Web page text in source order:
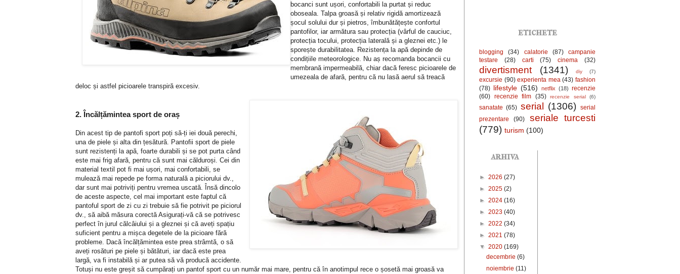
bocanci sunt ușori, confortabili la purtat și reduc
oboseala. Talpa groasă și relativ rigidă amortizează
șocul solului dur și pietros, îmbunătățește confortul
pantofilor, iar armătura sau protecția (vârful de cauciuc,
protecția tocului, protecția laterală și a gleznei etc.) le
sporește durabilitatea. Rezistența la apă depinde de
condițiile meteorologice. Nu aș recomanda bocancii cu
membrană impermeabilă, chiar dacă feresc picioarele de
umezeala de afară, pentru că nu lasă aerul să treacă
deloc și astfel picioarele transpiră excesiv.
2. Încălțămintea sport de oraș
Din acest tip de pantofi sport poți să-ți iei două perechi,
una de piele și alta din țesătură. Pantofii sport de piele
sunt rezistenți la apă, foarte durabili și se pot purta când
este mai frig afară, pentru că sunt mai călduroși. Cei din
material textil pot fi mai ușori, mai confortabili, se
mulează mai repede pe forma naturală a piciorului dv.,
dar sunt mai potriviți pentru vremea uscată. Însă dincolo
de aceste aspecte, cel mai important este faptul că
pantoful sport de zi cu zi trebuie să fie potrivit pe piciorul
dv., să aibă măsura corectă Asigurați-vă că se potrivesc
perfect în jurul călcâiului și a gleznei și că aveți spațiu
suficient pentru a mișca degetele de la picioare fără
probleme. Dacă încălțămintea este prea strâmtă, o să
aveți rosături pe piele și bătături, iar dacă este prea
largă, va fi instabilă și ar putea să vă producă accidente.
Totuși nu este greșit să cumpărați un pantof sport cu un număr mai mare, pentru că în anotimpul rece o șosetă mai groasă va
etichete
blogging (34) calatorie (87)
campanie
testare
(28) carti (75) cinema (32)
divertisment (1341) diy (7)
excursie (90) experienta mea (43) fashion
(78) lifestyle (516) netflix (18) recenzie
(60) recenzie film (35) recenzie serial (6)
sanatate (65) serial (1306) serial
prezentare
(90)
seriale turcesti
(779) turism (100)
arhiva
► 2026 (27)
► 2025 (2)
► 2024 (16)
► 2023 (40)
► 2022 (34)
► 2021 (78)
▼ 2020 (169)
decembrie(6)
noiembrie(11)